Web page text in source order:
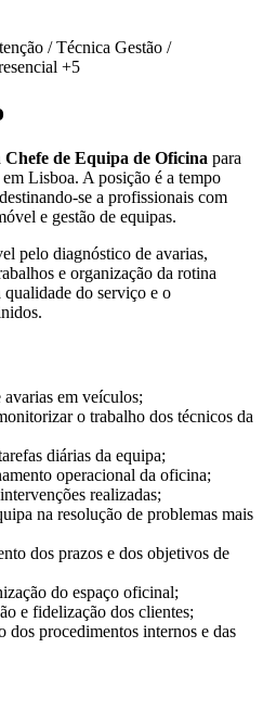
/ Técnica Gestão /
+5
Chefe de Equipa de Oficina para
Lisboa. A posição é a tempo
se a profissionais com
e gestão de equipas.
pelo diagnóstico de avarias,
e organização da rotina
do serviço e o
em veículos;
o trabalho dos técnicos da
diárias da equipa;
operacional da oficina;
realizadas;
na resolução de problemas mais
dos prazos e dos objetivos de
do espaço oficinal;
e fidelização dos clientes;
dos procedimentos internos e das